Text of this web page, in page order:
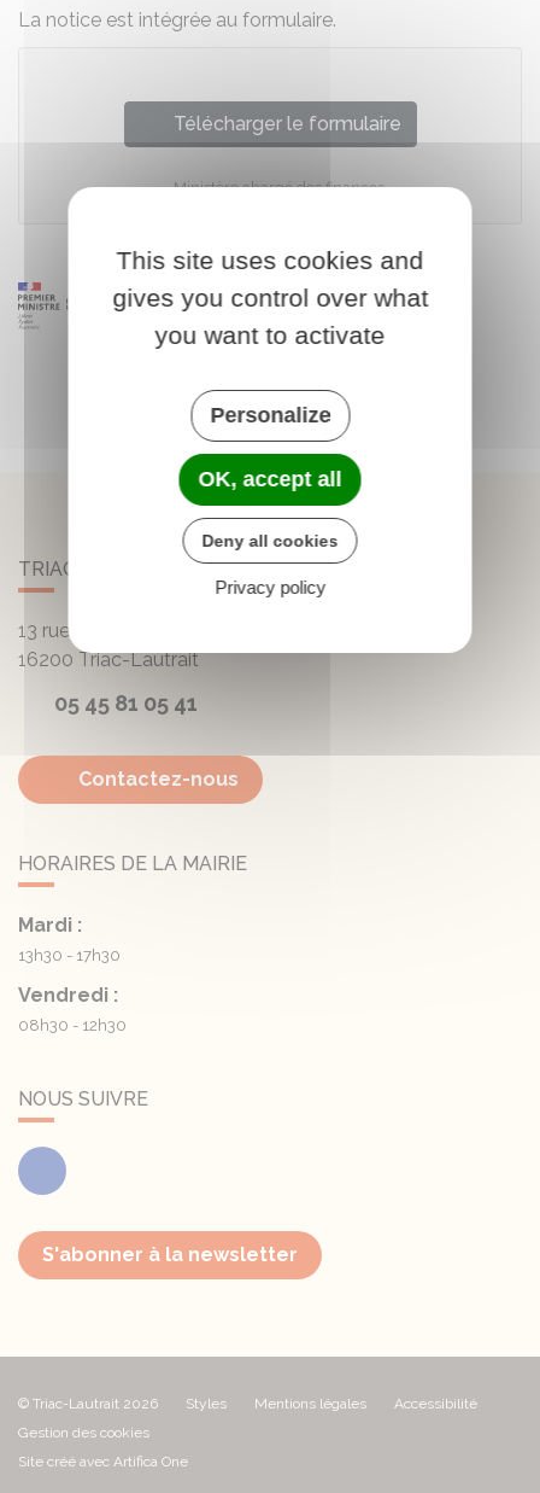
La notice est intégrée au formulaire.
Télécharger le formulaire
Ministère chargé des finances
TRIAC-LAUTRAIT
13 rue de la Mairie - Lautrait
16200 Triac-Lautrait
05 45 81 05 41
Contactez-nous
HORAIRES DE LA MAIRIE
Mardi :
13h30 - 17h30
Vendredi :
08h30 - 12h30
NOUS SUIVRE
Facebook
S'abonner à la newsletter
© Triac-Lautrait 2026 Styles Mentions légales
Accessibilité
Gestion des cookies
Site créé avec Artifica One
This site uses cookies and
gives you control over what
you want to activate
Personalize
OK, accept all
Deny all cookies
Privacy policy